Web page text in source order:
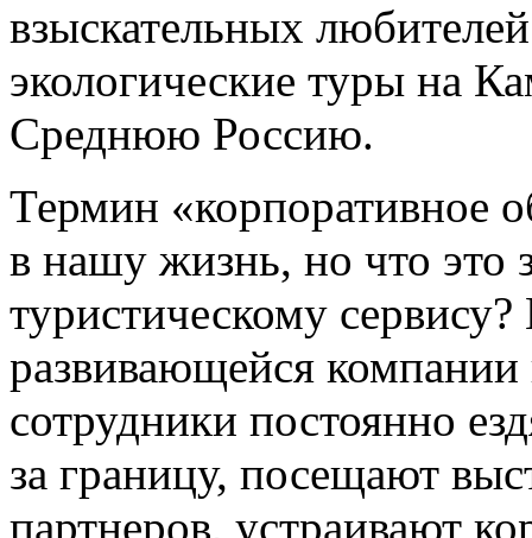
взыскательных
экологические туры на
Среднюю Россию.
Термин «корпоративное
в нашу жизнь, но что это
туристическому
развивающейся компании
сотрудники постоянно
за границу, посещают
партнеров, устраивают